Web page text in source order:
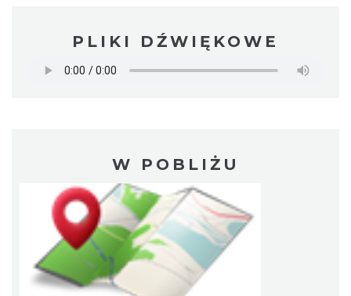
PLIKI DŹWIĘKOWE
W POBLIŻU